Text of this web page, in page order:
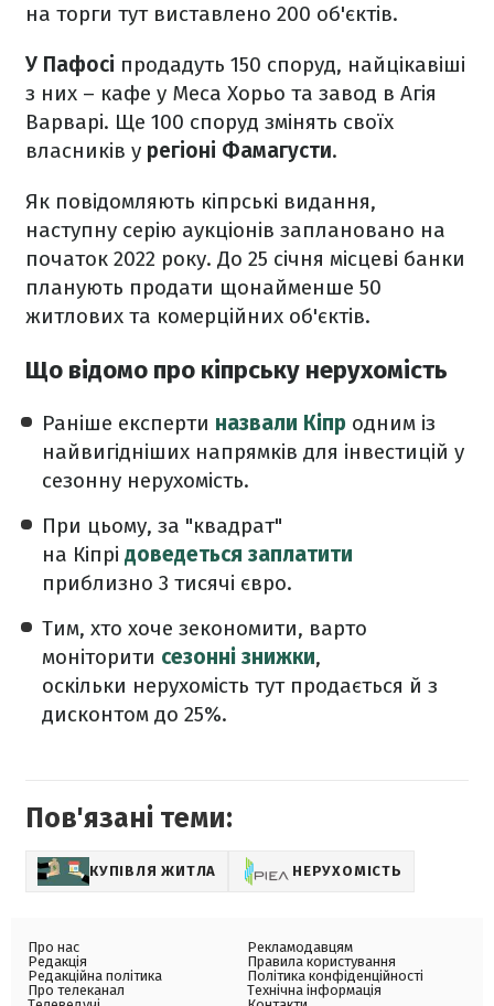
на торги тут виставлено 200 об'єктів.
У Пафосі продадуть 150 споруд, найцікавіші
з них – кафе у Меса Хорьо та завод в Агія
Варварі. Ще 100 споруд змінять своїх
власників у регіоні Фамагусти.
Як повідомляють кіпрські видання,
наступну серію аукціонів заплановано на
початок 2022 року. До 25 січня місцеві банки
планують продати щонайменше 50
житлових та комерційних об'єктів.
Що відомо про кіпрську нерухомість
Раніше експерти назвали Кіпр одним із
найвигідніших напрямків для інвестицій у
сезонну нерухомість.
При цьому, за "квадрат"
на Кіпрі доведеться заплатити
приблизно 3 тисячі євро.
Тим, хто хоче зекономити, варто
моніторити сезонні знижки,
оскільки нерухомість тут продається й з
дисконтом до 25%.
Пов'язані теми:
КУПІВЛЯ ЖИТЛА НЕРУХОМІСТЬ
Про нас
Редакція
Редакційна політика
Про телеканал
Рекламодавцям
Правила користування
Політика конфіденційності
Технічна інформація